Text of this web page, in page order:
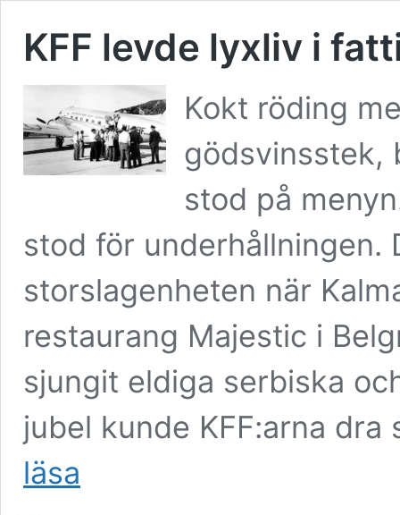
KFF levde lyxliv i
Kokt röding
gödsvinsstek,
stod på
stod för underhållningen.
storslagenheten när
restaurang Majestic i
sjungit eldiga serbiska
jubel kunde KFF:arna
läsa